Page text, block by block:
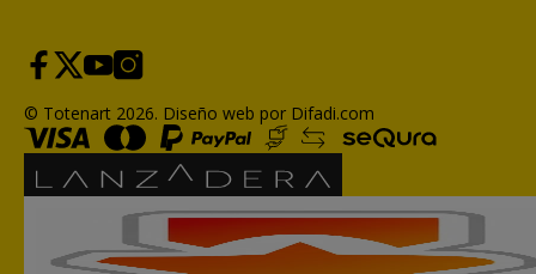
© Totenart 2026. Diseño web por Difadi.com